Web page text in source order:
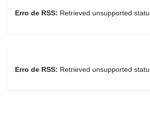
Erro de RSS: Retrieved unsupported
Erro de RSS: Retrieved unsupported